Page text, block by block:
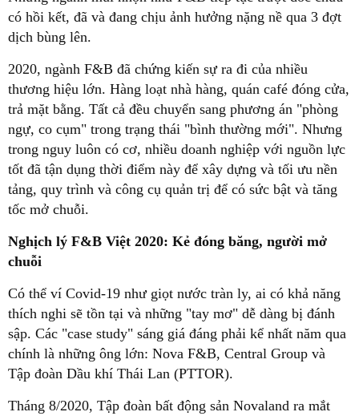
có hồi kết, đã và đang chịu ảnh hưởng nặng nề qua 3 đợt
dịch bùng lên.
2020, ngành F&B đã chứng kiến sự ra đi của nhiều
thương hiệu lớn. Hàng loạt nhà hàng, quán café đóng cửa,
trả mặt bằng. Tất cả đều chuyển sang phương án "phòng
ngự, co cụm" trong trạng thái "bình thường mới". Nhưng
trong nguy luôn có cơ, nhiều doanh nghiệp với nguồn lực
tốt đã tận dụng thời điểm này để xây dựng và tối ưu nền
tảng, quy trình và công cụ quản trị để có sức bật và tăng
tốc mở chuỗi.
Nghịch lý F&B Việt 2020: Kẻ đóng băng, người mở
chuỗi
Có thể ví Covid-19 như giọt nước tràn ly, ai có khả năng
thích nghi sẽ tồn tại và những "tay mơ" dễ dàng bị đánh
sập. Các "case study" sáng giá đáng phải kể nhất năm qua
chính là những ông lớn: Nova F&B, Central Group và
Tập đoàn Dầu khí Thái Lan (PTTOR).
Tháng 8/2020, Tập đoàn bất động sản Novaland ra mắt